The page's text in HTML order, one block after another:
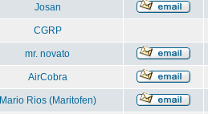
Josan
CGRP
mr. novato
AirCobra
Mario Rios (Maritofen)